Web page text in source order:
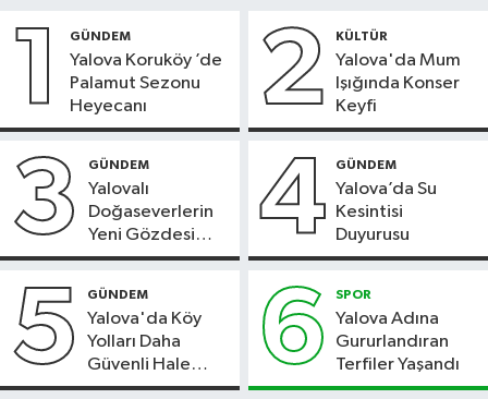
1 GÜNDEM
Yalova Koruköy ’de
Palamut Sezonu
Heyecanı
2 KÜLTÜR
Yalova'da Mum
Işığında Konser
Keyfi
3 GÜNDEM
Yalovalı
Doğaseverlerin
Yeni Gözdesi
Bolu'daki Meyve
4 GÜNDEM
Yalova’da Su
Kesintisi
Duyurusu
5 GÜNDEM
Yalova'da Köy
Yolları Daha
Güvenli Hale
Geliyor
6 SPOR
Yalova Adına
Gururlandıran
Terfiler Yaşandı